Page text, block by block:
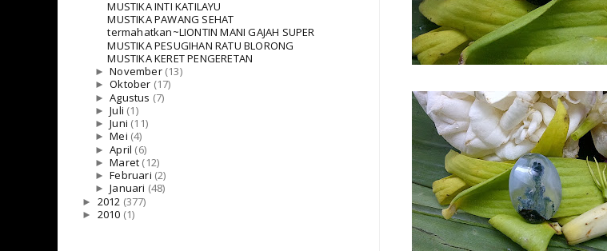
MUSTIKA INTI KATILAYU
MUSTIKA PAWANG SEHAT
termahatkan~LIONTIN MANI GAJAH SUPER
MUSTIKA PESUGIHAN RATU BLORONG
MUSTIKA KERET PENGERETAN
►November (13)
►Oktober (17)
►Agustus (7)
►Juli (1)
►Juni (11)
►Mei (4)
►April (6)
►Maret (12)
►Februari (2)
►Januari (48)
► 2012 (377)
► 2010 (1)